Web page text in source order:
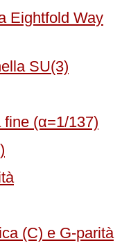
Eightfold Way
SU(3)
fine (α=1/137)
(C) e G-parità